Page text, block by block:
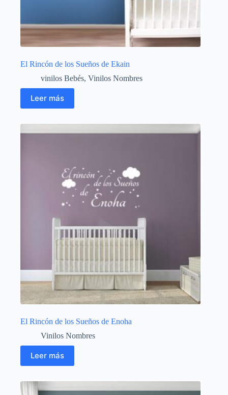
El Rincón de los Sueños de Ekain
vinilos Bebés, Vinilos Nombres
Leer más
El Rincón de los Sueños de Enoha
Vinilos Nombres
Leer más